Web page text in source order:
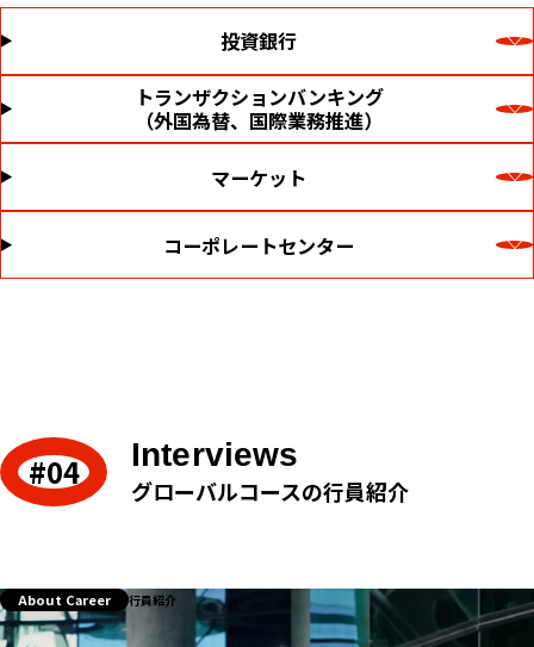
投資銀行
トランザクションバンキング
（外国為替、国際業務推進）
マーケット
コーポレートセンター
Interviews
グローバルコースの行員紹介
About Career 行員紹介